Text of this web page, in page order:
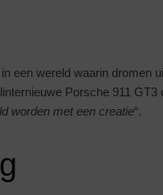
een wereld waarin dromen
Porsche 911 GT3
worden met een creatie“.